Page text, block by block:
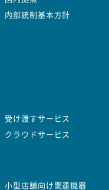
内部統制基本方針
受け渡すサービス
クラウドサービス
小型店舗向け関連機器